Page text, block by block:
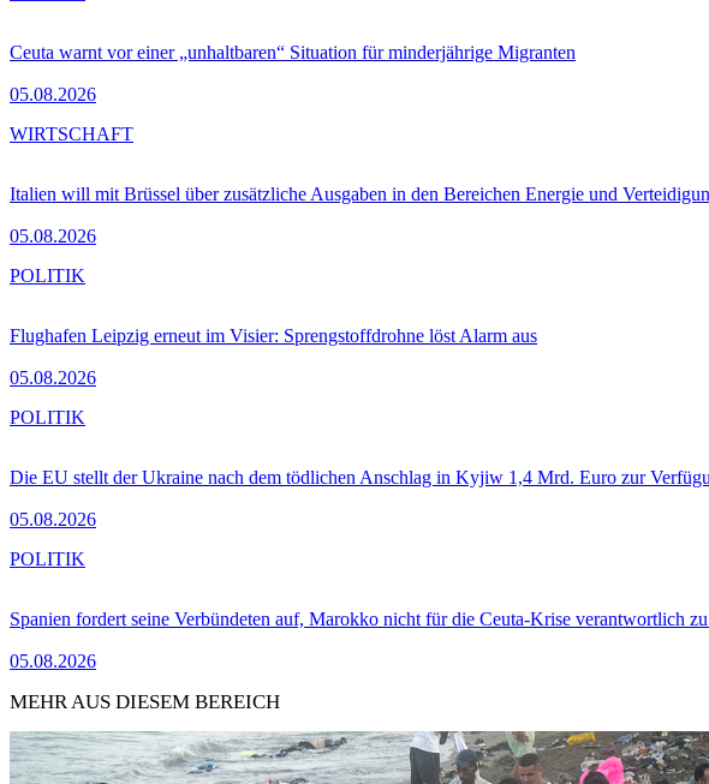
Ceuta warnt vor einer „unhaltbaren“ Situation für minderjährige Migranten
05.08.2026
Italien will mit Brüssel über zusätzliche Ausgaben in den Bereichen Energie und
05.08.2026
WIRTSCHAFT
Flughafen Leipzig erneut im Visier: Sprengstoffdrohne löst Alarm aus
05.08.2026
POLITIK
Die EU stellt der Ukraine nach dem tödlichen Anschlag in Kyjiw 1,4 Mrd. Euro zur
05.08.2026
POLITIK
Spanien fordert seine Verbündeten auf, Marokko nicht für die Ceuta-Krise verantwortlich
05.08.2026
POLITIK
MEHR AUS DIESEM BEREICH